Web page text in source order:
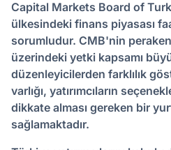
Capital Markets Board of
ülkesindeki finans piyasası
sorumludur. CMB'nin
üzerindeki yetki kapsamı
düzenleyicilerden farklılık
varlığı, yatırımcıların
dikkate alması gereken bir
sağlamaktadır.